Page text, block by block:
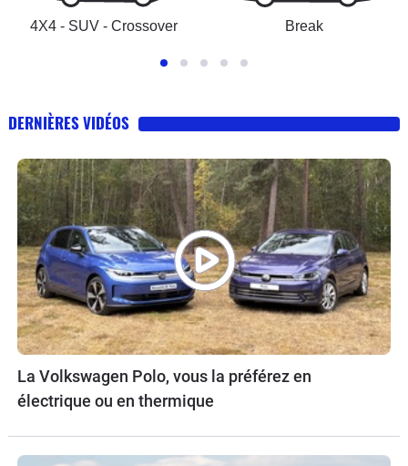
4X4 - SUV - Crossover Break
DERNIÈRES VIDÉOS
La Volkswagen Polo, vous la préférez en
électrique ou en thermique